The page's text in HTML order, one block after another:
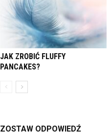
JAK ZROBIĆ FLUFFY
PANCAKES?
ZOSTAW ODPOWIEDŹ